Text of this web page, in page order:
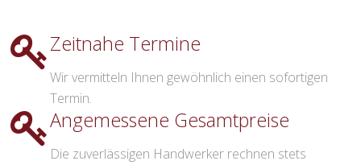
Zeitnahe Termine
Wir vermitteln Ihnen gewöhnlich einen sofortigen
Termin.
Angemessene Gesamtpreise
Die zuverlässigen Handwerker rechnen stets